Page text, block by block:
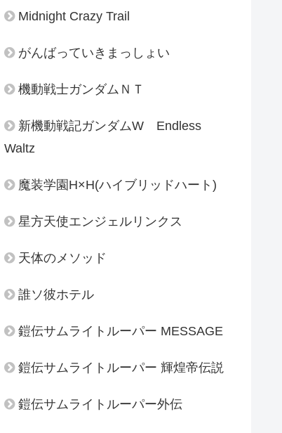
Midnight Crazy Trail
がんばっていきまっしょい
機動戦士ガンダムＮＴ
新機動戦記ガンダムW Endless
Waltz
魔装学園H×H(ハイブリッドハート)
星方天使エンジェルリンクス
天体のメソッド
誰ソ彼ホテル
鎧伝サムライトルーパー MESSAGE
鎧伝サムライトルーパー 輝煌帝伝説
鎧伝サムライトルーパー外伝